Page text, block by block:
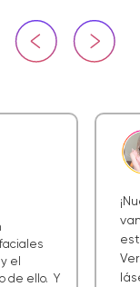
el
de ello. Y